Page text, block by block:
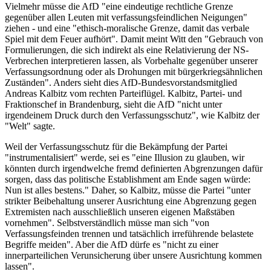
Vielmehr müsse die AfD "eine eindeutige rechtliche Grenze
gegenüber allen Leuten mit verfassungsfeindlichen Neigungen"
ziehen - und eine "ethisch-moralische Grenze, damit das verbale
Spiel mit dem Feuer aufhört". Damit meint Witt den "Gebrauch von
Formulierungen, die sich indirekt als eine Relativierung der NS-
Verbrechen interpretieren lassen, als Vorbehalte gegenüber unserer
Verfassungsordnung oder als Drohungen mit bürgerkriegsähnlichen
Zuständen". Anders sieht dies AfD-Bundesvorstandsmitglied
Andreas Kalbitz vom rechten Parteiflügel. Kalbitz, Partei- und
Fraktionschef in Brandenburg, sieht die AfD "nicht unter
irgendeinem Druck durch den Verfassungsschutz", wie Kalbitz der
"Welt" sagte.
Weil der Verfassungsschutz für die Bekämpfung der Partei
"instrumentalisiert" werde, sei es "eine Illusion zu glauben, wir
könnten durch irgendwelche fremd definierten Abgrenzungen dafür
sorgen, dass das politische Establishment am Ende sagen würde:
Nun ist alles bestens." Daher, so Kalbitz, müsse die Partei "unter
strikter Beibehaltung unserer Ausrichtung eine Abgrenzung gegen
Extremisten nach ausschließlich unseren eigenen Maßstäben
vornehmen". Selbstverständlich müsse man sich "von
Verfassungsfeinden trennen und tatsächlich irreführende belastete
Begriffe meiden". Aber die AfD dürfe es "nicht zu einer
innerparteilichen Verunsicherung über unsere Ausrichtung kommen
lassen".